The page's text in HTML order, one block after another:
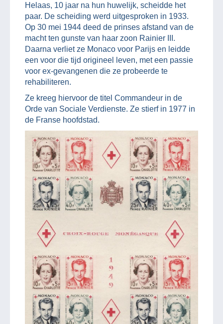
Helaas, 10 jaar na hun huwelijk, scheidde het
paar. De scheiding werd uitgesproken in 1933.
Op 30 mei 1944 deed de prinses afstand van de
macht ten gunste van haar zoon Rainier III.
Daarna verliet ze Monaco voor Parijs en leidde
een voor die tijd origineel leven, met een passie
voor ex-gevangenen die ze probeerde te
rehabiliteren.
Ze kreeg hiervoor de titel Commandeur in de
Orde van Sociale Verdienste. Ze stierf in 1977 in
de Franse hoofdstad.